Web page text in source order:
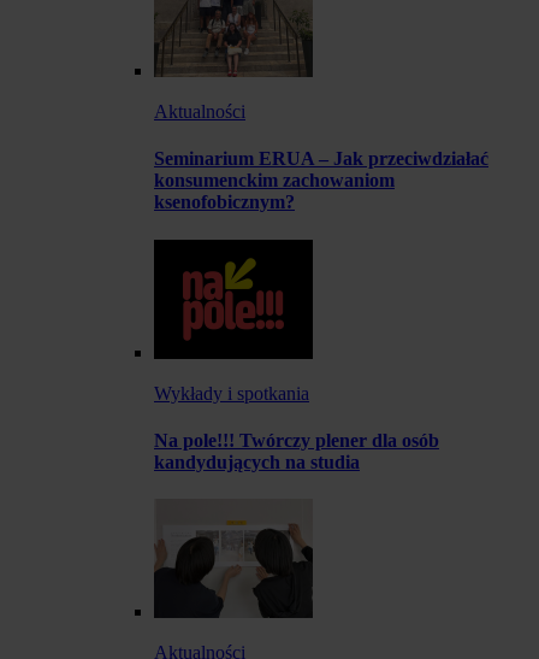
Aktualności
Seminarium ERUA – Jak przeciwdziałać
konsumenckim zachowaniom
ksenofobicznym?
Wykłady i spotkania
Na pole!!! Twórczy plener dla osób
kandydujących na studia
Aktualności